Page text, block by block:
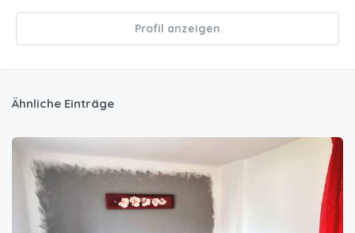
Profil anzeigen
Ähnliche Einträge